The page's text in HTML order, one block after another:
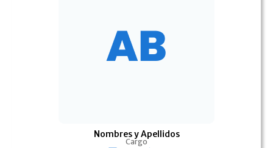
Nombres y Apellidos
Cargo